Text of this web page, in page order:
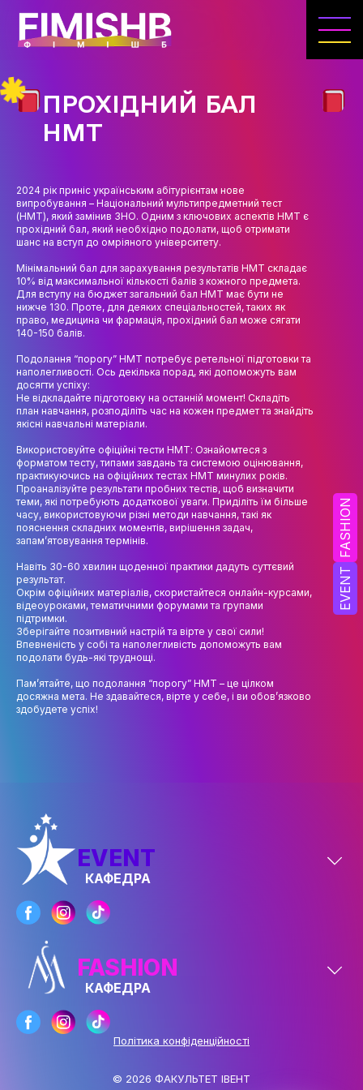
EVENT
FASHION
ГОЛОВНА
ІНДУСТРІЇ ДОЗВІЛЛЯ
МЕТА, ЗАВДАННЯ ТА ІСТОРІЯ КАФЕДРИ
ОСВІТНІ ПРОГРАМИ
ПРАКТИКА
СИЛАБУСИ
НАУКА
НАУК.РОБОТА СТУДЕНТІВ
ВИДАВНИЧА ДІЯЛЬНІСТЬ
КОНФЕРЕНЦІЇ, СЕМІНАРИ
ПІДВИЩЕННЯ КВАЛІФІКАЦІЇ
ЯКІСТЬ ОСВІТИ
АКАДЕМІЧНА ДОБРОЧЕСНІСТЬ
АКАДЕМІЧНА МОБІЛЬНІСТЬ
СПІВПРАЦЯ
КАФЕДРА ФЕШН ТА ШОУ-БІЗНЕСУ
МЕТА, ЗАВДАННЯ ТА ІСТОРІЯ КАФЕДРИ
ВИКЛАДАЦЬКИЙ СКЛАД
НАУКА
НАУК.РОБОТА СТУДЕНТІВ
ВИДАВНИЧА ДІЯЛЬНІСТЬ
КОНФЕРЕНЦІЇ, СЕМІНАРИ
ЯКІСТЬ ОСВІТИ
АКАДЕМІЧНА ДОБРОЧЕСНІСТЬ
ЗДОБУВАЧІВ
ПРОХІДНИЙ БАЛ
НМТ
2024 рік приніс українським абітурієнтам нове
випробування – Національний мультипредметний тест
(НМТ), який замінив ЗНО. Одним з ключових аспектів НМТ є
прохідний бал, який необхідно подолати, щоб отримати
шанс на вступ до омріяного університету.
Мінімальний бал для зарахування результатів НМТ складає
10% від максимальної кількості балів з кожного предмета.
Для вступу на бюджет загальний бал НМТ має бути не
нижче 130. Проте, для деяких спеціальностей, таких як
право, медицина чи фармація, прохідний бал може сягати
140-150 балів.
Подолання “порогу” НМТ потребує ретельної підготовки та
наполегливості. Ось декілька порад, які допоможуть вам
досягти успіху:
Не відкладайте підготовку на останній момент! Складіть
план навчання, розподіліть час на кожен предмет та знайдіть
якісні навчальні матеріали.
Використовуйте офіційні тести НМТ: Ознайомтеся з
форматом тесту, типами завдань та системою оцінювання,
практикуючись на офіційних тестах НМТ минулих років.
Проаналізуйте результати пробних тестів, щоб визначити
теми, які потребують додаткової уваги. Приділіть їм більше
часу, використовуючи різні методи навчання, такі як
пояснення складних моментів, вирішення задач,
запам’ятовування термінів.
Навіть 30-60 хвилин щоденної практики дадуть суттєвий
результат.
Окрім офіційних матеріалів, скористайтеся онлайн-курсами,
відеоуроками, тематичними форумами та групами
підтримки.
Зберігайте позитивний настрій та вірте у свої сили!
Впевненість у собі та наполегливість допоможуть вам
подолати будь-які труднощі.
Пам’ятайте, що подолання “порогу” НМТ – це цілком
досяжна мета. Не здавайтеся, вірте у себе, і ви обов’язково
здобудете успіх!
EVENT
КАФЕДРА
FASHION
КАФЕДРА
Політика конфіденційності
© 2026 ФАКУЛЬТЕТ ІВЕНТ